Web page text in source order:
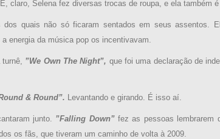
claro, Selena fez diversas trocas de roupa, e ela também
dos quais não só ficaram sentados em seus assentos.
energia da música pop os incentivavam.
”We Own The Night”, que foi uma declaração de
& Round”. Levantando e girando. É isso aí.
junto. ”Falling Down”fez as pessoas lembrarem
os fãs, que tiveram um caminho de volta à 2009.